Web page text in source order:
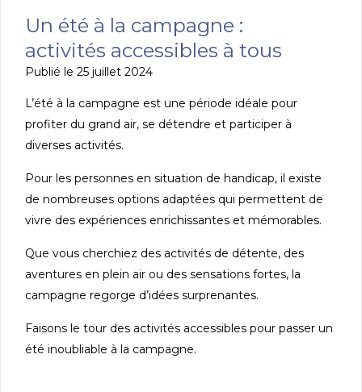
Un été à la campagne :
activités accessibles à tous
Publié le 25 juillet 2024
L’été à la campagne est une période idéale pour
profiter du grand air, se détendre et participer à
diverses activités.
Pour les personnes en situation de handicap, il existe
de nombreuses options adaptées qui permettent de
vivre des expériences enrichissantes et mémorables.
Que vous cherchiez des activités de détente, des
aventures en plein air ou des sensations fortes, la
campagne regorge d’idées surprenantes.
Faisons le tour des activités accessibles pour passer un
été inoubliable à la campagne.